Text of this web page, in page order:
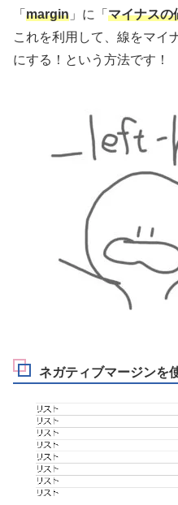
「 margin 」に「 マイナスの
これを利用して、線をマイ
にする！という方法です！
ネガティブマージンを